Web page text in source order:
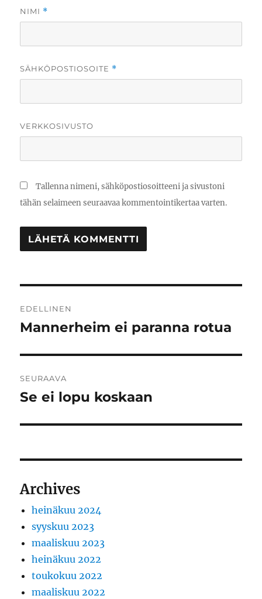
NIMI *
SÄHKÖPOSTIOSOITE *
VERKKOSIVUSTO
Tallenna nimeni, sähköpostiosoitteeni ja sivustoni
tähän selaimeen seuraavaa kommentointikertaa varten.
selaus
EDELLINEN
Edellinen
Mannerheim ei paranna rotua
SEURAAVA
Seuraava
Se ei lopu koskaan
Archives
heinäkuu 2024
syyskuu 2023
maaliskuu 2023
heinäkuu 2022
toukokuu 2022
maaliskuu 2022